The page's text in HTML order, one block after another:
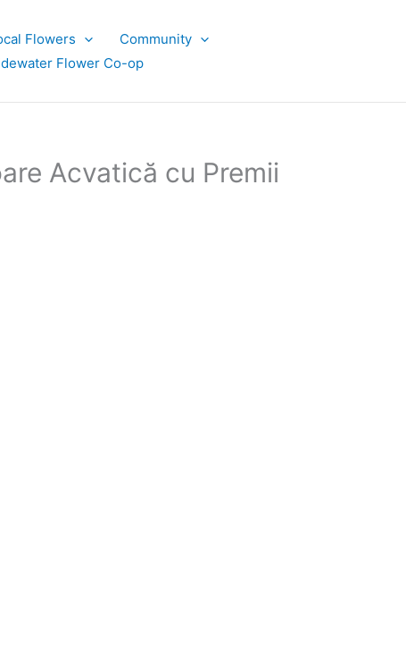
Flowers
Community
Flower Co-op
Acvatică cu Premii